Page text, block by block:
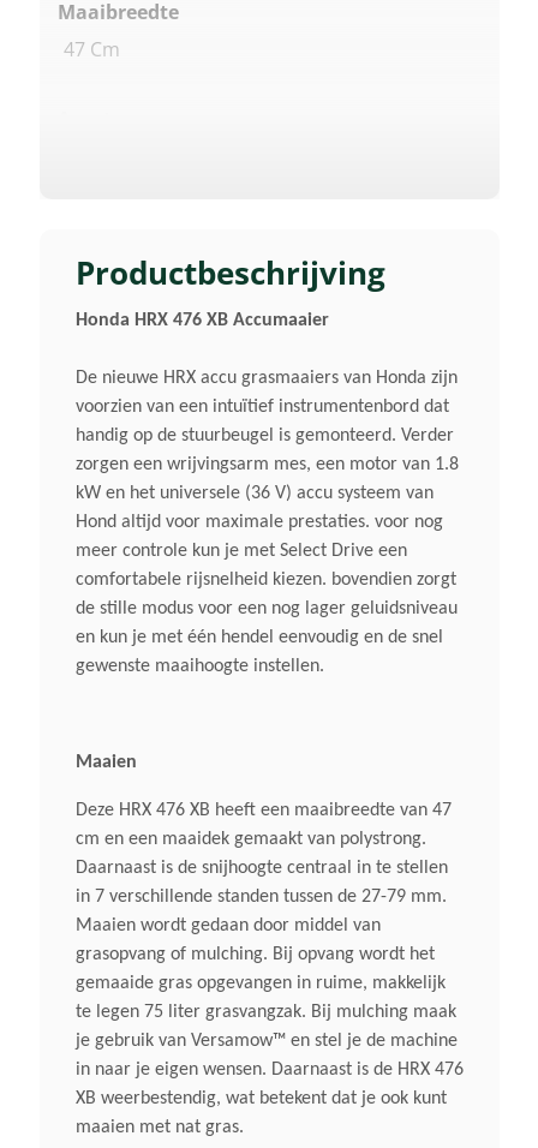
Productbeschrijving
Honda HRX 476 XB Accumaaier
De nieuwe HRX accu grasmaaiers van Honda zijn
voorzien van een intuïtief instrumentenbord dat
handig op de stuurbeugel is gemonteerd. Verder
zorgen een wrijvingsarm mes, een motor van 1.8
kW en het universele (36 V) accu systeem van
Hond altijd voor maximale prestaties. voor nog
meer controle kun je met Select Drive een
comfortabele rijsnelheid kiezen. bovendien zorgt
de stille modus voor een nog lager geluidsniveau
en kun je met één hendel eenvoudig en de snel
gewenste maaihoogte instellen.
Maaien
Deze HRX 476 XB heeft een maaibreedte van 47
cm en een maaidek gemaakt van polystrong.
Daarnaast is de snijhoogte centraal in te stellen
in 7 verschillende standen tussen de 27-79 mm.
Maaien wordt gedaan door middel van
grasopvang of mulching. Bij opvang wordt het
gemaaide gras opgevangen in ruime, makkelijk
te legen 75 liter grasvangzak. Bij mulching maak
je gebruik van Versamow™ en stel je de machine
in naar je eigen wensen. Daarnaast is de HRX 476
XB weerbestendig, wat betekent dat je ook kunt
maaien met nat gras.
Maaibreedte
47 Cm
1,8 KW 2.800 Tpm
Geluidsverm. Niveau Lwa
92 DB(A) (standaard) / 87 (stille
Modus)
Maaihoogte Instelling
2 Hendels, 6 Standen, 25–79 Mm
Inhoud Grasvangzak
75 Liter
Mulchkit
Wielaandrijving
Ja
Bijzonderheden
Motorrem
Maaihuis
Polystrong
Neerklapbare Stuurboom